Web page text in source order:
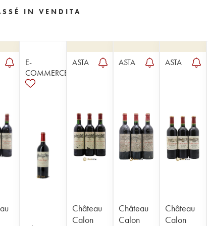
IN VENDITA
E-
COMMERCE
ASTA
Château
Calon
ASTA
Château
Calon
ASTA
Château
Calon